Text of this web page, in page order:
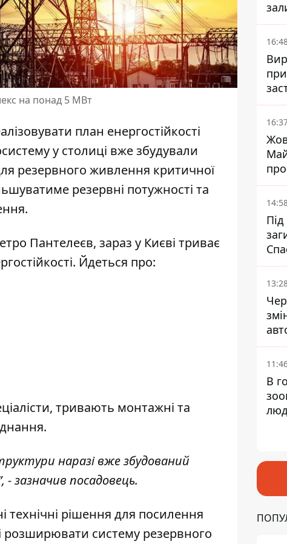
на понад 5 МВт
план енергостійкості
у столиці вже збудували
резервного живлення критичної
резервні потужності та
Пантелеєв, зараз у Києві триває
Йдеться про:
тривають монтажні та
наразі вже збудований
зазначив посадовець.
рішення для посилення
розширювати систему резервного
В